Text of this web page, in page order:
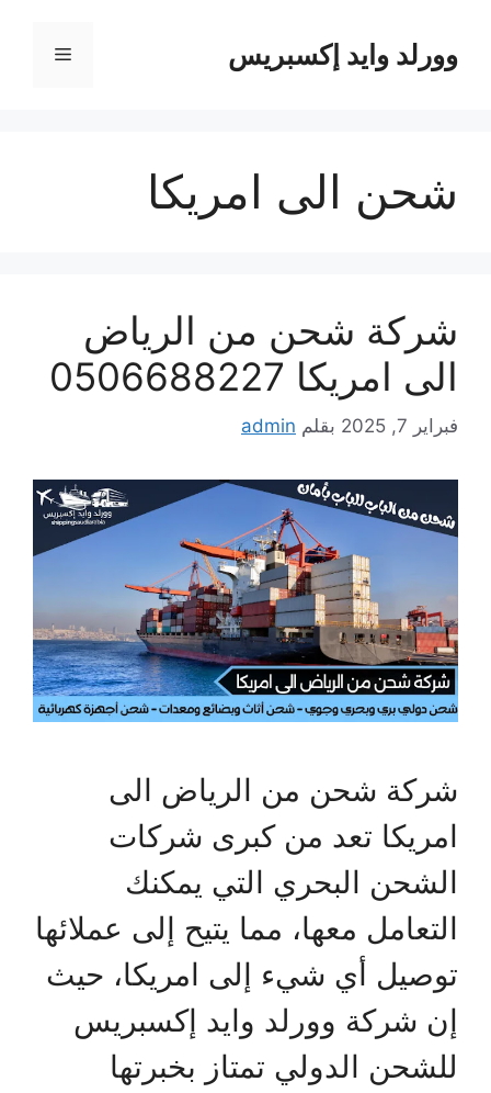
المحتوىوورلد وايد إكسبريس القائمة
شحن الى امريكا
شركة شحن من الرياض
الى امريكا 0506688227
فبراير 7, 2025 بقلم admin
شركة شحن من الرياض الى
امريكا تعد من كبرى شركات
الشحن البحري التي يمكنك
التعامل معها، مما يتيح إلى عملائها
توصيل أي شيء إلى امريكا، حيث
إن شركة وورلد وايد إكسبريس
للشحن الدولي تمتاز بخبرتها